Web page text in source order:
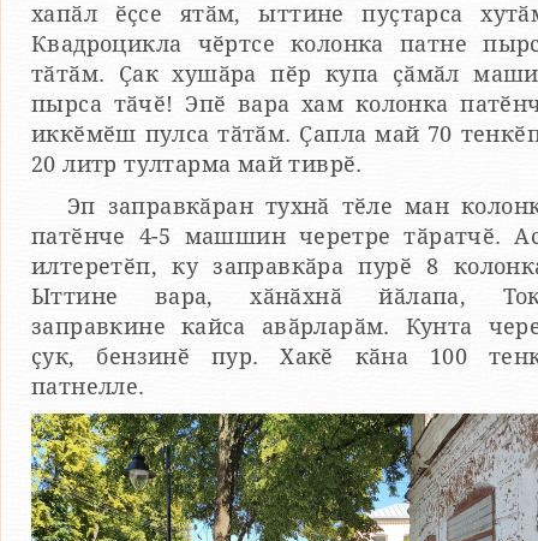
хапӑл ӗҫсе ятӑм, ыттине пуҫтарса
Квадроцикла чӗртсе колонка патне
тӑтӑм. Ҫак хушӑра пӗр купа ҫӑмӑл
пырса тӑчӗ! Эпӗ вара хам колонка
иккӗмӗш пулса тӑтӑм. Ҫапла май 70
20 литр тултарма май тиврӗ.
Эп заправкӑран тухнӑ тӗле ман
патӗнче 4-5 машшин черетре тӑратчӗ.
илтеретӗп, ку заправкӑра пурӗ 8
Ыттине вара, хӑнӑхнӑ йӑлапа,
заправкине кайса авӑрларӑм. Кунта
ҫук, бензинӗ пур. Хакӗ кӑна 100
патнелле.